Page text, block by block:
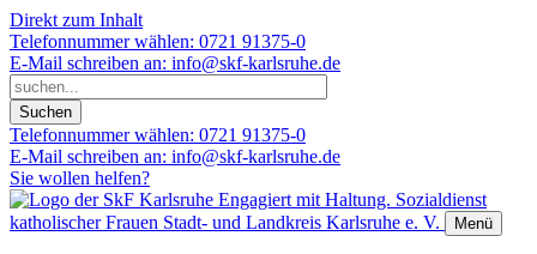
Direkt zum Inhalt
Telefonnummer wählen: 0721 91375-0
E-Mail schreiben an: info@skf-karlsruhe.de
Telefonnummer wählen: 0721 91375-0
E-Mail schreiben an: info@skf-karlsruhe.de
Sie wollen helfen?
Engagiert mit Haltung. Sozialdienst
katholischer Frauen Stadt- und Landkreis Karlsruhe e. V.
Menü